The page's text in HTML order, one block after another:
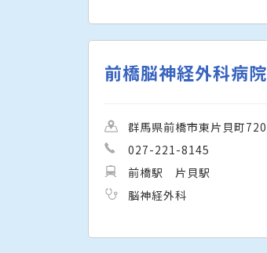
前橋脳神経外科病院
群馬県前橋市東片貝町720
027-221-8145
前橋駅片貝駅
脳神経外科